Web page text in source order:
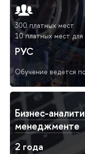
300 платных мест
10 платных мест для
РУС
Обучение ведётся
Бизнес-
менеджменте
2 года